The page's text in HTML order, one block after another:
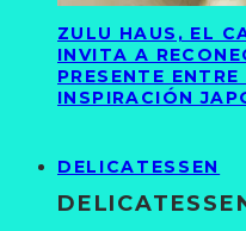
ZULU HAUS, EL
INVITA A
PRESENTE
INSPIRACIÓN
DELICATESSEN